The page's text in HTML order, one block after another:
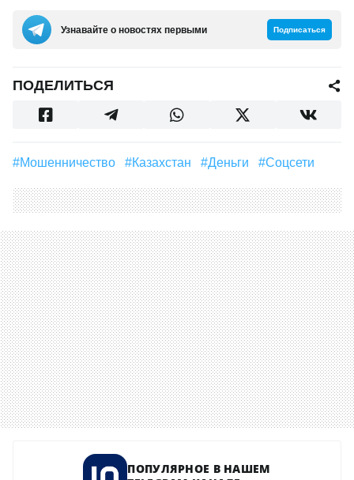
Узнавайте о новостях первыми Подписаться
ПОДЕЛИТЬСЯ
#мошенничество #Казахстан #деньги #соцсети